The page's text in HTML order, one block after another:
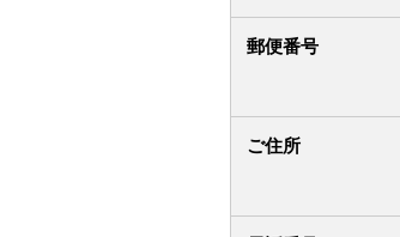
郵便番号
ご住所